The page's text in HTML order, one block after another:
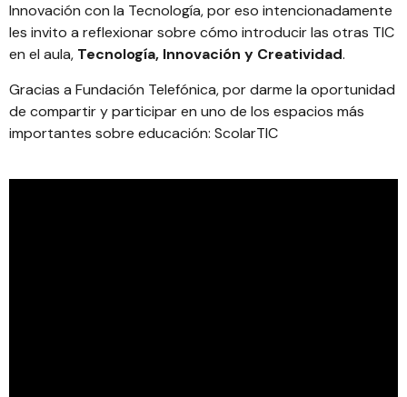
Innovación con la Tecnología, por eso intencionadamente
les invito a reflexionar sobre cómo introducir las otras TIC
en el aula, Tecnología, Innovación y Creatividad.
Gracias a Fundación Telefónica, por darme la oportunidad
de compartir y participar en uno de los espacios más
importantes sobre educación: ScolarTIC